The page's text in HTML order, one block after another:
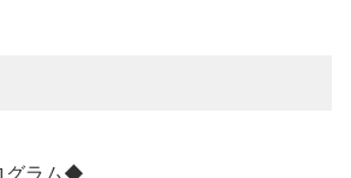
グラム◆